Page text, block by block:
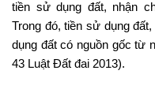
tiền sử dụng đất, nhận
Trong đó, tiền sử dụng
dụng đất có nguồn gốc từ
43 Luật Đất đai 2013).